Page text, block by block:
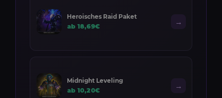
Heroisches Raid Paket
ab 18,69€
→
Midnight Leveling
ab 10,20€
→